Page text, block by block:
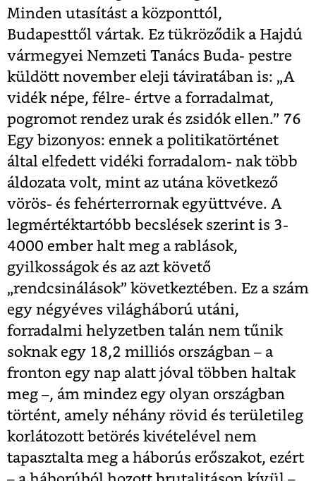
Minden utasítást a központtól,
Budapesttől vártak. Ez tükröződik a Hajdú
vármegyei Nemzeti Tanács Buda- pestre
küldött november eleji táviratában is: „A
vidék népe, félre- értve a forradalmat,
pogromot rendez urak és zsidók ellen.” 76
Egy bizonyos: ennek a politikatörténet
által elfedett vidéki forradalom- nak több
áldozata volt, mint az utána következő
vörös- és fehérterrornak együttvéve. A
legmértéktartóbb becslések szerint is 3-
4000 ember halt meg a rablások,
gyilkosságok és az azt követő
„rendcsinálások” következtében. Ez a szám
egy négyéves világháború utáni,
forradalmi helyzetben talán nem tűnik
soknak egy 18,2 milliós országban – a
fronton egy nap alatt jóval többen haltak
meg –, ám mindez egy olyan országban
történt, amely néhány rövid és területileg
korlátozott betörés kivételével nem
tapasztalta meg a háborús erőszakot, ezért